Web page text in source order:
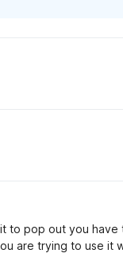
to pop out you
are trying to use it